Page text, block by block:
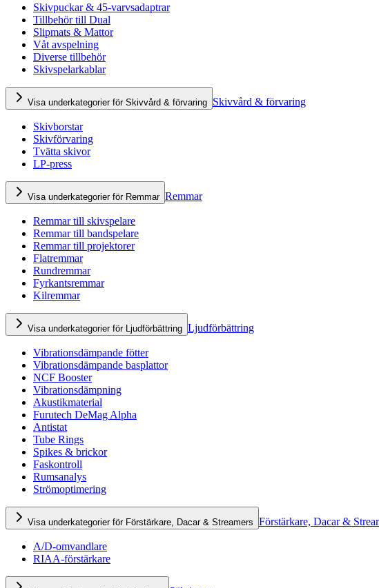
Skivpuckar & 45-varvsadaptrar
Tillbehör till Dual
Slipmats & Mattor
Våt avspelning
Diverse tillbehör
Skivspelarkablar
Visa underkategorier för Skivvård & förvaring Skivvård & förvaring
Skivborstar
Skivförvaring
Tvätta skivor
LP-press
Visa underkategorier för Remmar Remmar
Remmar till skivspelare
Remmar till bandspelare
Remmar till projektorer
Flatremmar
Rundremmar
Fyrkantsremmar
Kilremmar
Visa underkategorier för Ljudförbättring Ljudförbättring
Vibrationsdämpande fötter
Vibrationsdämpande basplattor
NCF Booster
Vibrationsdämpning
Akustikmaterial
Furutech DeMag Alpha
Antistat
Tube Rings
Spikes & brickor
Faskontroll
Rumsanalys
Strömoptimering
Visa underkategorier för Förstärkare, Dacar & Streamers Förstärkare, Dacar &
A/D-omvandlare
RIAA-förstärkare